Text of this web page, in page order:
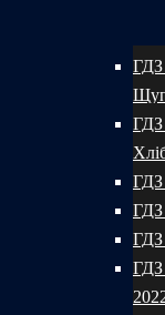
ГДЗ
ГДЗ
ГДЗ
ГДЗ
ГДЗ
ГДЗ